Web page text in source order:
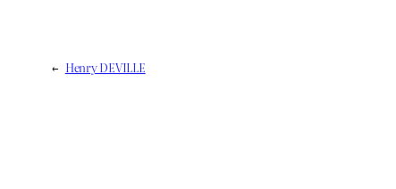
← Henry DEVILLE